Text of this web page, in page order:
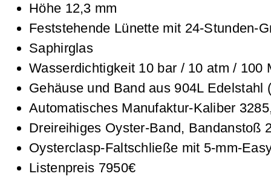
Höhe 12,3 mm
Feststehende Lünette mit 24-Stunden-
Saphirglas
Wasserdichtigkeit 10 bar / 10 atm / 100
Gehäuse und Band aus 904L Edelstahl
Automatisches Manufaktur-Kaliber
Dreireihiges Oyster-Band, Bandanstoß
Oysterclasp-Faltschließe mit 5‑mm-
Listenpreis 7950€